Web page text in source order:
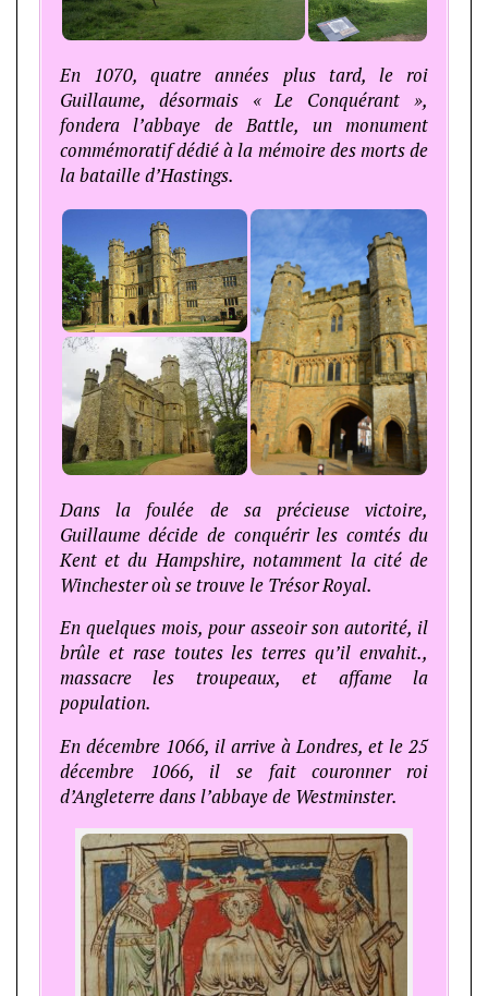
En 1070, quatre années plus tard, le roi
Guillaume, désormais « Le Conquérant »,
fondera l’abbaye de Battle, un monument
commémoratif dédié à la mémoire des morts de
la bataille d’Hastings.
Dans la foulée de sa précieuse victoire,
Guillaume décide de conquérir les comtés du
Kent et du Hampshire, notamment la cité de
Winchester où se trouve le Trésor Royal.
En quelques mois, pour asseoir son autorité, il
brûle et rase toutes les terres qu’il envahit.,
massacre les troupeaux, et affame la
population.
En décembre 1066, il arrive à Londres, et le 25
décembre 1066, il se fait couronner roi
d’Angleterre dans l’abbaye de Westminster.